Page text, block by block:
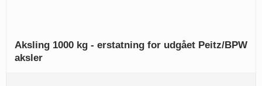
Aksling 1000 kg - erstatning for udgået Peitz/BPW
aksler